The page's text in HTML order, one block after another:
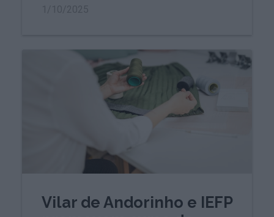
Vilar de Andorinho e IEFP